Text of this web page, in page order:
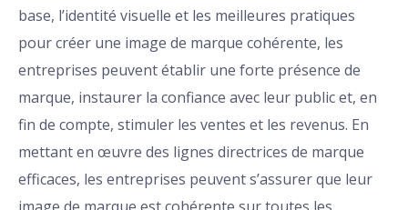
base, l’identité visuelle et les meilleures pratiques
pour créer une image de marque cohérente, les
entreprises peuvent établir une forte présence de
marque, instaurer la confiance avec leur public et, en
fin de compte, stimuler les ventes et les revenus. En
mettant en œuvre des lignes directrices de marque
efficaces, les entreprises peuvent s’assurer que leur